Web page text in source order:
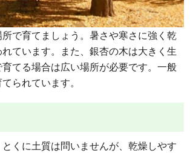
で育てましょう。暑さや寒さに強く乾
ています。また、銀杏の木は大きく生
てる場合は広い場所が必要です。一般
られています。
くに土質は問いませんが、乾燥しやす